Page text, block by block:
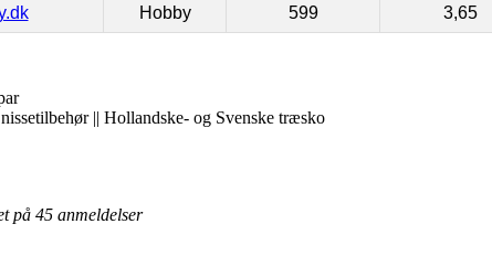
Hobby 599 3,65
|| Hollandske- og Svenske træsko
på 45 anmeldelser